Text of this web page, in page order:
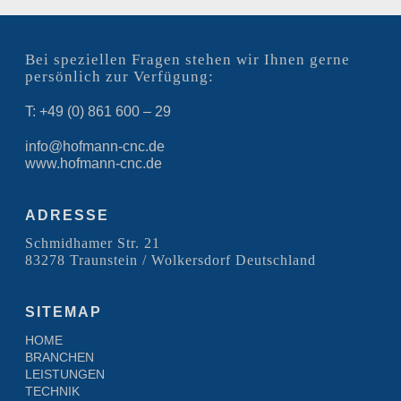
Bei speziellen Fragen stehen wir Ihnen gerne
persönlich zur Verfügung:
T: +49 (0) 861 600 – 29
info@hofmann-cnc.de
www.hofmann-cnc.de
ADRESSE
Schmidhamer Str. 21
83278 Traunstein / Wolkersdorf Deutschland
SITEMAP
HOME
BRANCHEN
LEISTUNGEN
TECHNIK